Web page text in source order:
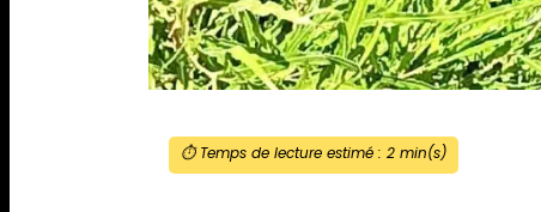
⏱️ Temps de lecture estimé : 2min(s)